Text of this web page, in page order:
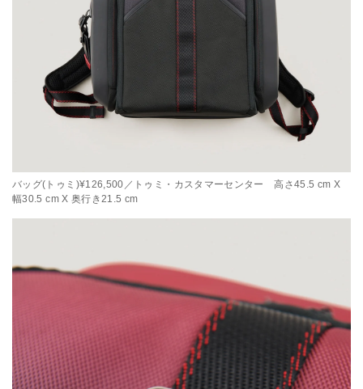
バッグ(トゥミ)¥126,500／トゥミ・カスタマーセンター 高さ45.5 cm X
幅30.5 cm X 奥行き21.5 cm